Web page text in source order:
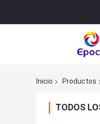
Inicio
Productos
TODOS